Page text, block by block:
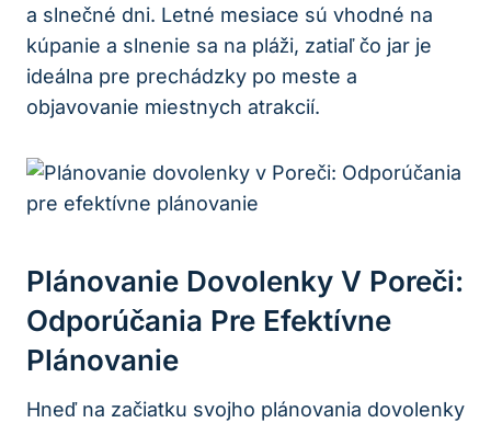
a slnečné dni. Letné mesiace sú vhodné ‍na
kúpanie a slnenie sa‍ na pláži, zatiaľ čo jar je
ideálna pre prechádzky po meste a
objavovanie ⁤miestnych⁣ atrakcií.
Plánovanie ​dovolenky V ‌Poreči:
Odporúčania Pre⁤ Efektívne
Plánovanie
Hneď na ⁣začiatku svojho plánovania dovolenky